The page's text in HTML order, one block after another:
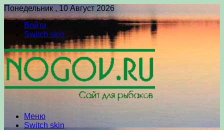
Понедельник , 10 Август 2026
Войти
Switch skin
Меню
Switch skin